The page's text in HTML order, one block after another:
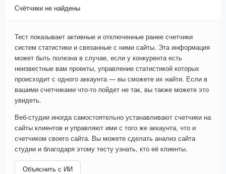
Счётчики не найдены
Тест показывает активные и отключенные ранее счетчики
систем статистики и связанные с ними сайты. Эта информация
может быть полезна в случае, если у конкурента есть
неизвестные вам проекты, управление статистикой которых
происходит с одного аккаунта — вы сможете их найти. Если в
вашими счетчиками что-то пойдет не так, вы также можете это
увидеть.
Веб-студии иногда самостоятельно устанавливают счетчики на
сайты клиентов и управляют ими с того же аккаунта, что и
счетчиком своего сайта. Вы можете сделать анализ сайта
студии и благодаря этому тесту узнать, кто её клиенты.
Объяснить с ИИ